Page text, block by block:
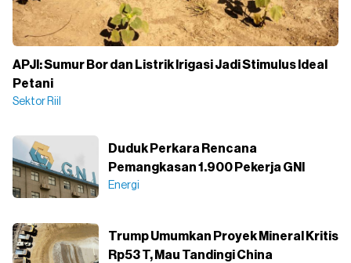
APJI: Sumur Bor dan Listrik Irigasi Jadi Stimulus Ideal
Petani
Sektor Riil
Duduk Perkara Rencana
Pemangkasan 1.900 Pekerja GNI
Energi
Trump Umumkan Proyek Mineral Kritis
Rp53 T, Mau Tandingi China